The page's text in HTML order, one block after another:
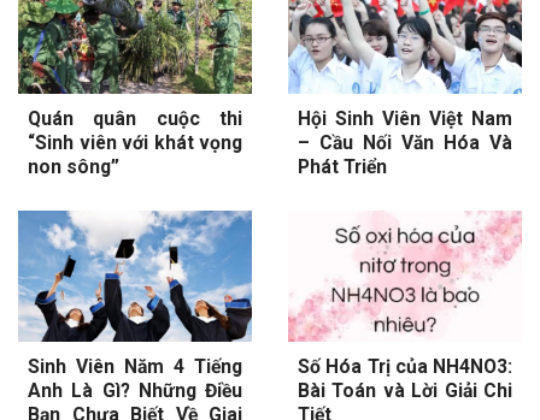
Quán quân cuộc thi
“Sinh viên với khát vọng
non sông”
Hội Sinh Viên Việt Nam
– Cầu Nối Văn Hóa Và
Phát Triển
Sinh Viên Năm 4 Tiếng
Anh Là Gì? Những Điều
Bạn Chưa Biết Về Giai
Số Hóa Trị của NH4NO3:
Bài Toán và Lời Giải Chi
Tiết